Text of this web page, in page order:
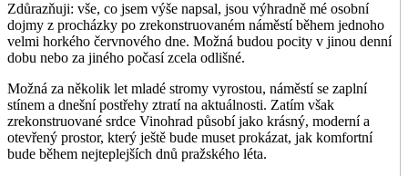
Zdůrazňuji: vše, co jsem výše napsal, jsou výhradně mé osobní
dojmy z procházky po zrekonstruovaném náměstí během jednoho
velmi horkého červnového dne. Možná budou pocity v jinou denní
dobu nebo za jiného počasí zcela odlišné.
Možná za několik let mladé stromy vyrostou, náměstí se zaplní
stínem a dnešní postřehy ztratí na aktuálnosti. Zatím však
zrekonstruované srdce Vinohrad působí jako krásný, moderní a
otevřený prostor, který ještě bude muset prokázat, jak komfortní
bude během nejteplejších dnů pražského léta.